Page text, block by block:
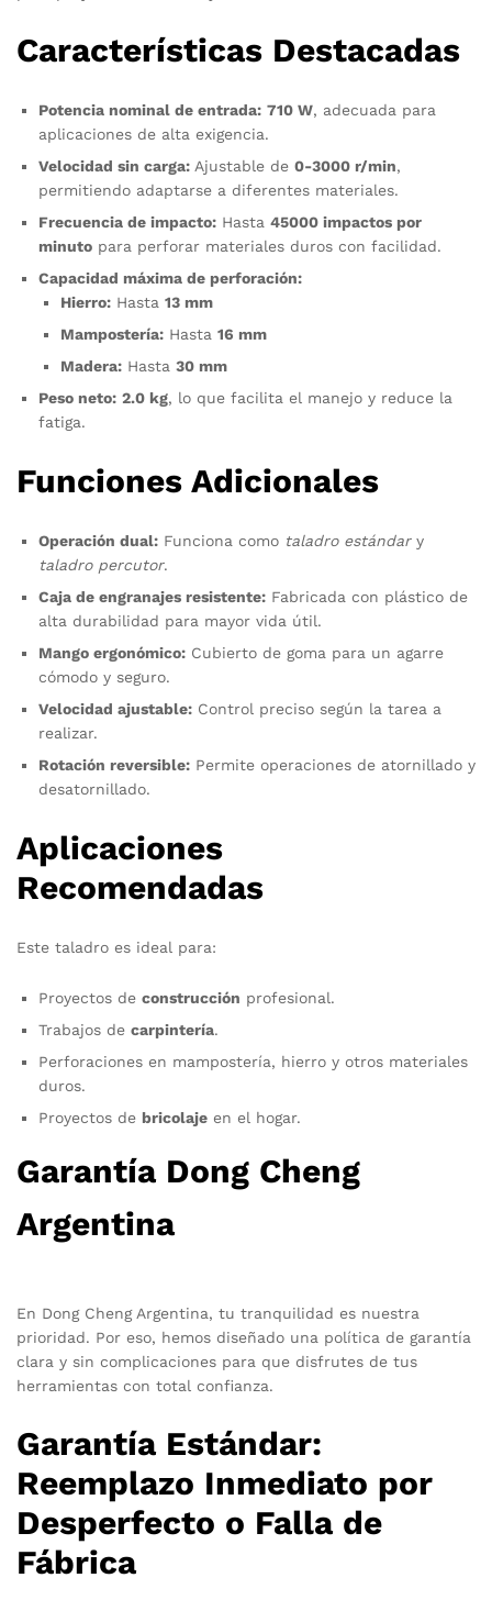
Características Destacadas
Potencia nominal de entrada: 710 W, adecuada para
aplicaciones de alta exigencia.
Velocidad sin carga: Ajustable de 0-3000 r/min,
permitiendo adaptarse a diferentes materiales.
Frecuencia de impacto: Hasta 45000 impactos por
minuto para perforar materiales duros con facilidad.
Capacidad máxima de perforación:
Hierro: Hasta 13 mm
Mampostería: Hasta 16 mm
Madera: Hasta 30 mm
Peso neto: 2.0 kg, lo que facilita el manejo y reduce la
fatiga.
Funciones Adicionales
Operación dual: Funciona como taladro estándary
taladro percutor.
Caja de engranajes resistente: Fabricada con plástico de
alta durabilidad para mayor vida útil.
Mango ergonómico: Cubierto de goma para un agarre
cómodo y seguro.
Velocidad ajustable: Control preciso según la tarea a
realizar.
Rotación reversible: Permite operaciones de atornillado y
desatornillado.
Aplicaciones
Recomendadas
Este taladro es ideal para:
Proyectos de construcción profesional.
Trabajos de carpintería.
Perforaciones en mampostería, hierro y otros materiales
duros.
Proyectos de bricolaje en el hogar.
Garantía Dong Cheng
Argentina
En Dong Cheng Argentina, tu tranquilidad es nuestra
prioridad. Por eso, hemos diseñado una política de garantía
clara y sin complicaciones para que disfrutes de tus
herramientas con total confianza.
Garantía Estándar:
Reemplazo Inmediato por
Desperfecto o Falla de
Fábrica